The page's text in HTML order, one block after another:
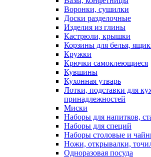
Воронки, сушилки
Доски разделочные
Изделия из глины
Кастрюли, крышки
Корзины для белья,
Кружки
Крючки самоклеющиеся
Кувшины
Кухонная утварь
Лотки, подставки для
принадлежностей
Миски
Наборы для напитков,
Наборы для специй
Наборы столовые и
Ножи, открывалки,
Одноразовая посуда